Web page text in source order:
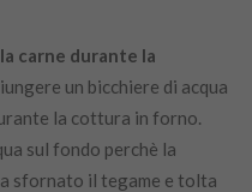
carne durante la
un bicchiere di acqua
la cottura in forno.
sul fondo perchè la
sfornato il tegame e tolta